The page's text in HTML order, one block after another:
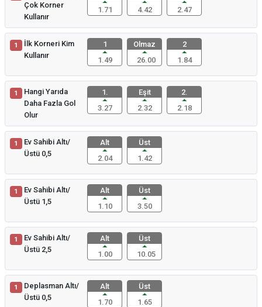
Çok Korner
Kullanır
1.71
4.42
2.47
1
İlk Korneri Kim
Kullanır
1
1.49
Olmaz
26.00
2
1.84
1
Hangi Yarıda
Daha Fazla Gol
Olur
1.
3.27
Eşit
2.32
2.
2.18
1
Ev Sahibi Altı/
Üstü 0,5
Alt
2.04
Üst
1.42
1
Ev Sahibi Altı/
Üstü 1,5
Alt
1.10
Üst
3.50
1
Ev Sahibi Altı/
Üstü 2,5
Alt
1.00
Üst
10.05
1
Deplasman Altı/
Üstü 0,5
Alt
1.70
Üst
1.65